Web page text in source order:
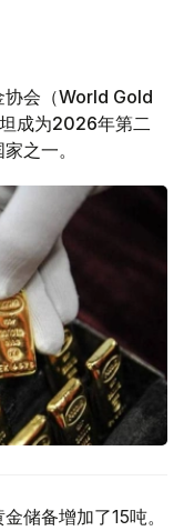
协会（World Gold
成为2026年第二
之一。
储备增加了15吨。